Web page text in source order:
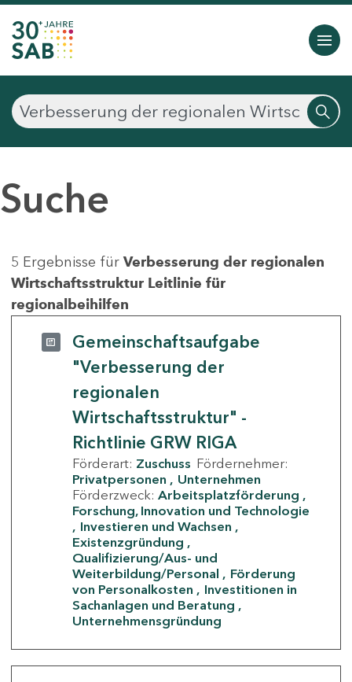
Suche
5 Ergebnisse für Verbesserung der regionalen
Wirtschaftsstruktur Leitlinie für
regionalbeihilfen
Gemeinschaftsaufgabe
"Verbesserung der
regionalen
Wirtschaftsstruktur" -
Richtlinie GRW RIGA
Förderart: Zuschuss Fördernehmer:
Privatpersonen
Unternehmen
Förderzweck: Arbeitsplatzförderung
Forschung, Innovation und Technologie
Investieren und Wachsen
Existenzgründung
Qualifizierung/Aus- und
Weiterbildung/Personal
Förderung
von Personalkosten
Investitionen in
Sachanlagen und Beratung
Unternehmensgründung